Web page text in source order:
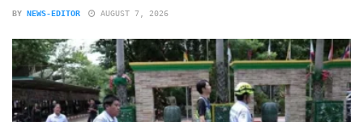
BY NEWS-EDITOR AUGUST 7, 2026